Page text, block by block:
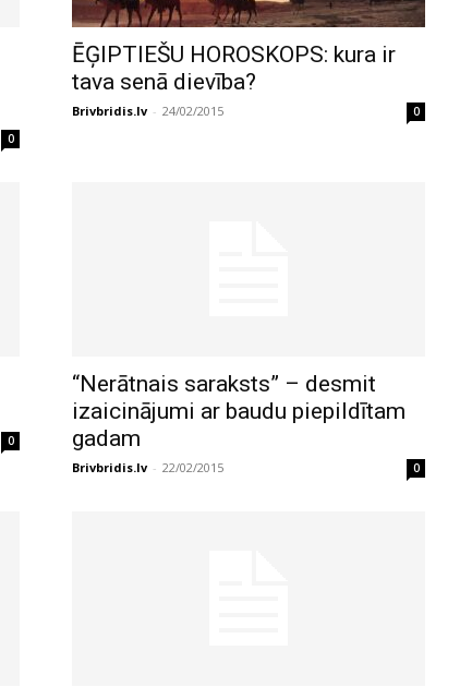
0
ĒĢIPTIEŠU HOROSKOPS: kura ir
tava senā dievība?
Brivbridis.lv - 24/02/2015 0
0
“Nerātnais saraksts” – desmit
izaicinājumi ar baudu piepildītam
gadam
Brivbridis.lv - 22/02/2015 0